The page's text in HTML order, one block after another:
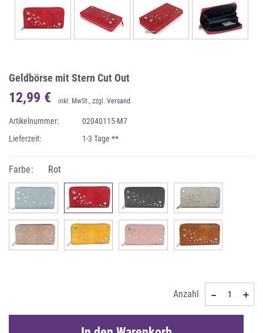
Geldbörse mit Stern Cut Out
12,99 € inkl. MwSt., zzgl. Versand
Artikelnummer:
02040115-M7
Lieferzeit:
1-3 Tage **
Farbe: Rot
Anzahl